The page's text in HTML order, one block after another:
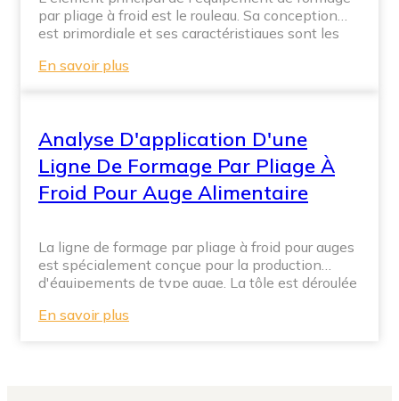
par pliage à froid est le rouleau. Sa conception
est primordiale et ses caractéristiques sont les
appliquée à chaque passage de l'équipement de
En savoir plus
Analyse D'application D'une
Ligne De Formage Par Pliage À
Froid Pour Auge Alimentaire
La ligne de formage par pliage à froid pour auges
est spécialement conçue pour la production
d'équipements de type auge. La tôle est déroulée
introduction dans la machine de formage par
En savoir plus